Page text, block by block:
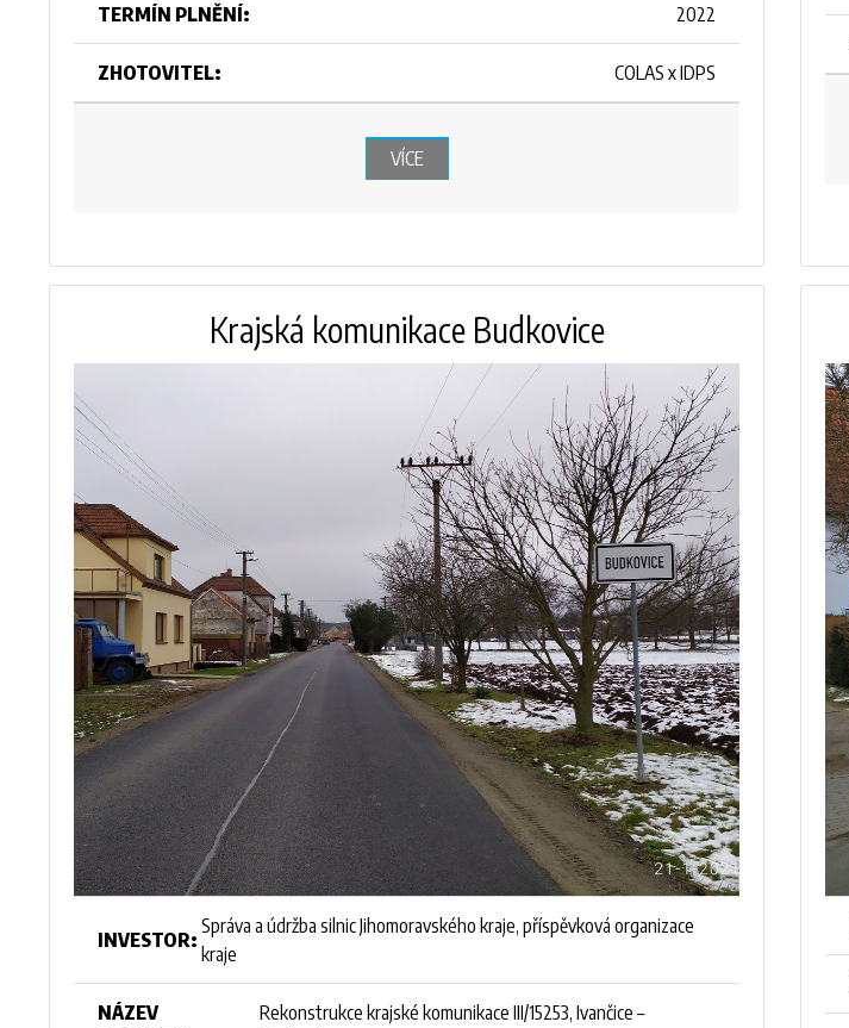
TERMÍN PLNĚNÍ: 2022
ZHOTOVITEL: COLAS x IDPS
VÍCE
Krajská komunikace Budkovice
INVESTOR:
Správa a údržba silnic Jihomoravského kraje, příspěvková organizace
kraje
NÁZEV
Rekonstrukce krajské komunikace III/15253, Ivančice –